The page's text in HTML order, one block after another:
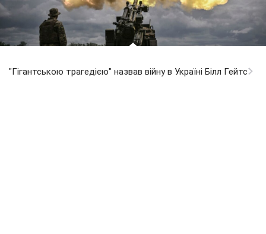
"Гігантською трагедією" назвав війну в Україні Білл Гейтс